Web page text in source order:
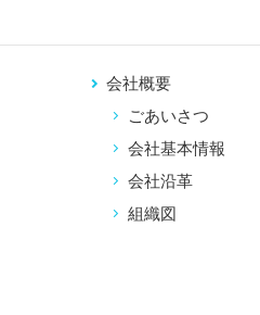
会社概要
ごあいさつ
会社基本情報
会社沿革
組織図